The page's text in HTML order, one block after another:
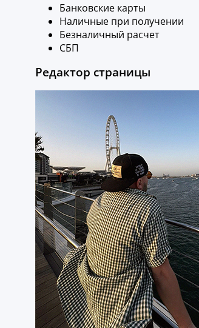
Банковские карты
Наличные при получении
Безналичный расчет
СБП
Редактор страницы